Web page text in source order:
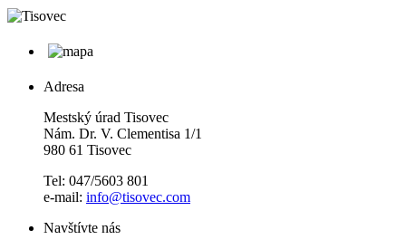
Adresa
Mestský úrad Tisovec
Nám. Dr. V. Clementisa 1/1
980 61 Tisovec
Tel: 047/5603 801
e-mail: info@tisovec.com
Navštívte nás